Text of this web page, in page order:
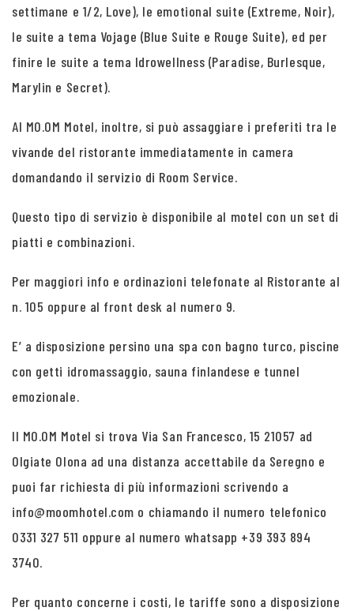
settimane e 1/2, Love), le emotional suite (Extreme, Noir),
le suite a tema Vojage (Blue Suite e Rouge Suite), ed per
finire le suite a tema Idrowellness (Paradise, Burlesque,
Marylin e Secret).
Al MO.OM Motel, inoltre, si può assaggiare i preferiti tra le
vivande del ristorante immediatamente in camera
domandando il servizio di Room Service.
Questo tipo di servizio è disponibile al motel con un set di
piatti e combinazioni.
Per maggiori info e ordinazioni telefonate al Ristorante al
n. 105 oppure al front desk al numero 9.
E’ a disposizione persino una spa con bagno turco, piscine
con getti idromassaggio, sauna finlandese e tunnel
emozionale.
Il MO.OM Motel si trova Via San Francesco, 15 21057 ad
Olgiate Olona ad una distanza accettabile da Seregno e
puoi far richiesta di più informazioni scrivendo a
info@moomhotel.com o chiamando il numero telefonico
0331 327 511 oppure al numero whatsapp +39 393 894
3740.
Per quanto concerne i costi, le tariffe sono a disposizione